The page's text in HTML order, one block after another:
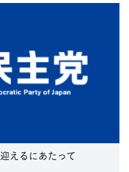
えるにあたって